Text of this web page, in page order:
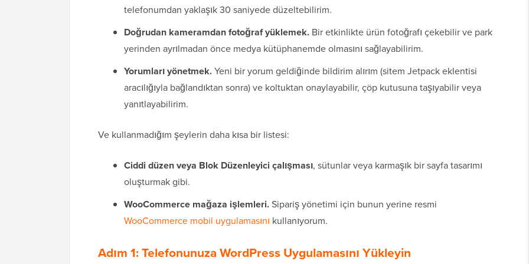
telefonumdan yaklaşık 30 saniyede düzeltebilirim.
Doğrudan kameramdan fotoğraf yüklemek. Bir etkinlikte ürün fotoğrafı çekebilir ve park
yerinden ayrılmadan önce medya kütüphanemde olmasını sağlayabilirim.
Yorumları yönetmek.Yeni bir yorum geldiğinde bildirim alırım (sitem Jetpack eklentisi
aracılığıyla bağlandıktan sonra) ve koltuktan onaylayabilir, çöp kutusuna taşıyabilir veya
yanıtlayabilirim.
Ve kullanmadığım şeylerin daha kısa bir listesi:
Ciddi düzen veya Blok Düzenleyici çalışması, sütunlar veya karmaşık bir sayfa tasarımı
oluşturmak gibi.
WooCommerce mağaza işlemleri.Sipariş yönetimi için bunun yerine resmi
WooCommerce mobil uygulamasını kullanıyorum.
Adım 1: Telefonunuza WordPress Uygulamasını Yükleyin